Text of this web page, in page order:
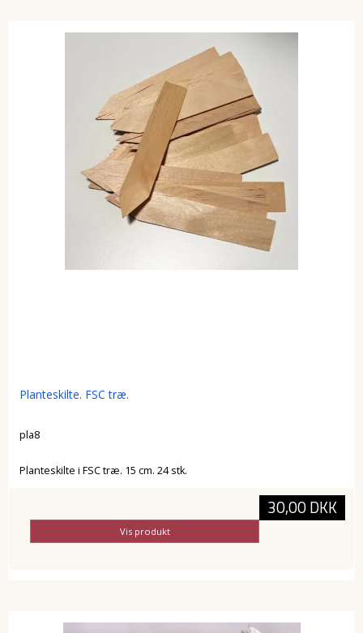
Planteskilte. FSC træ.
pla8
Planteskilte i FSC træ. 15 cm. 24 stk.
30,00 DKK
Vis produkt